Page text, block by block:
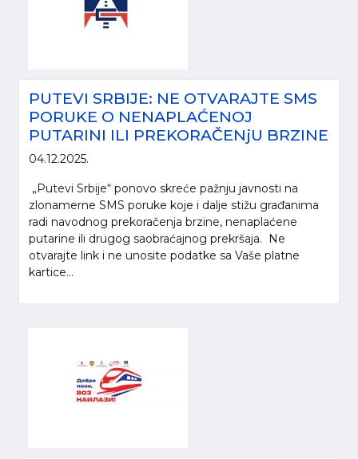
PUTEVI SRBIJE: NE OTVARAJTE SMS
PORUKE O NENAPLAĆENOJ
PUTARINI ILI PREKORAČENjU BRZINE
04.12.2025.
„Putevi Srbije“ ponovo skreće pažnju javnosti na
zlonamerne SMS poruke koje i dalje stižu građanima
radi navodnog prekoračenja brzine, nenaplaćene
putarine ili drugog saobraćajnog prekršaja. Ne
otvarajte link i ne unosite podatke sa Vaše platne
kartice...